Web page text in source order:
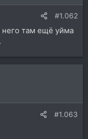
#1.062
него там ещё уйма
#1.063